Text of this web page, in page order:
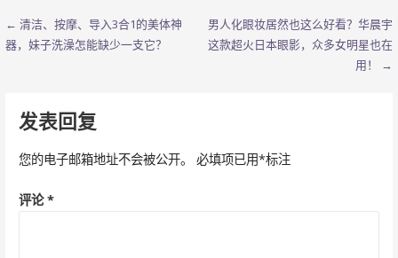
o
o
at ei
b
A
p
文
章
航
← 清洁、按摩、导入3合1的美体神
器，妹子洗澡怎能缺少一支它？
男人化眼妆居然也这么好看？华晨宇
这款超火日本眼影，众多女明星也在
用！ →
发表回复
您的电子邮箱地址不会被公开。 必填项已用*标注
评论*